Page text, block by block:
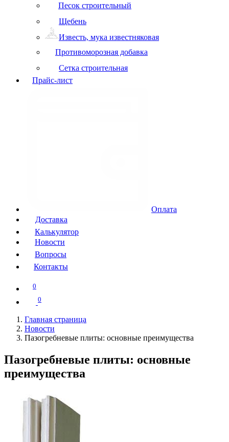
Песок строительный
Щебень
Известь, мука известняковая
Противоморозная добавка
Сетка строительная
Прайс-лист
Оплата
Доставка
Калькулятор
Новости
Вопросы
Контакты
0
0
Главная страница
Новости
Пазогребневые плиты: основные преимущества
Пазогребневые плиты: основные
преимущества